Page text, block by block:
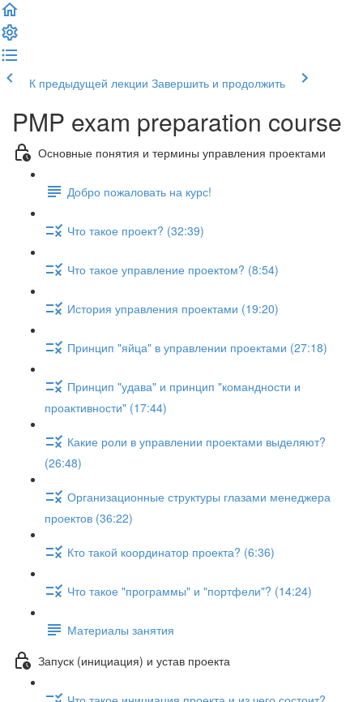
К предыдущей лекции Завершить и продолжить
PMP exam preparation course
Основные понятия и термины управления проектами
Добро пожаловать на курс!
Что такое проект? (32:39)
Что такое управление проектом? (8:54)
История управления проектами (19:20)
Принцип "яйца" в управлении проектами (27:18)
Принцип "удава" и принцип "командности и
проактивности" (17:44)
Какие роли в управлении проектами выделяют?
(26:48)
Организационные структуры глазами менеджера
проектов (36:22)
Кто такой координатор проекта? (6:36)
Что такое "программы" и "портфели"? (14:24)
Материалы занятия
Запуск (инициация) и устав проекта